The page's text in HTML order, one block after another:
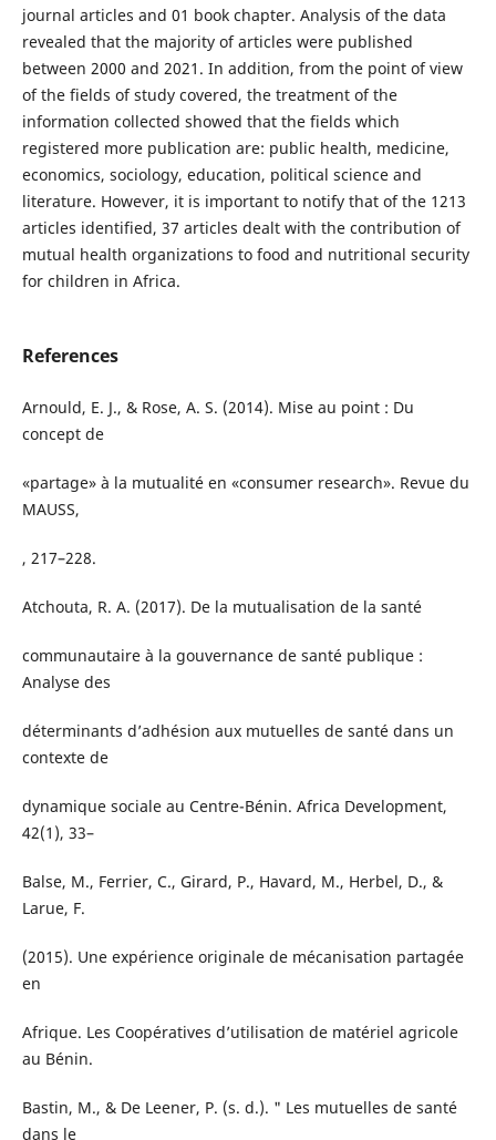
journal articles and 01 book chapter. Analysis of the data
revealed that the majority of articles were published
between 2000 and 2021. In addition, from the point of view
of the fields of study covered, the treatment of the
information collected showed that the fields which
registered more publication are: public health, medicine,
economics, sociology, education, political science and
literature. However, it is important to notify that of the 1213
articles identified, 37 articles dealt with the contribution of
mutual health organizations to food and nutritional security
for children in Africa.
References
Arnould, E. J., & Rose, A. S. (2014). Mise au point : Du
concept de
«partage» à la mutualité en «consumer research». Revue du
MAUSS,
, 217–228.
Atchouta, R. A. (2017). De la mutualisation de la santé
communautaire à la gouvernance de santé publique :
Analyse des
déterminants d’adhésion aux mutuelles de santé dans un
contexte de
dynamique sociale au Centre-Bénin. Africa Development,
42(1), 33–
Balse, M., Ferrier, C., Girard, P., Havard, M., Herbel, D., &
Larue, F.
(2015). Une expérience originale de mécanisation partagée
en
Afrique. Les Coopératives d’utilisation de matériel agricole
au Bénin.
Bastin, M., & De Leener, P. (s. d.). " Les mutuelles de santé
dans le